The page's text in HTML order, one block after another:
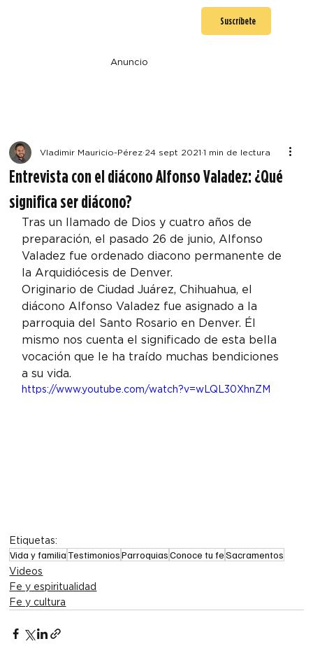
Suscríbete
Anuncio
Entrevista con el diácono Alfonso Valadez: ¿Qué
significa ser diácono?
Vladimir Mauricio-Pérez 24 sept 2021 1 min de lectura
Tras un llamado de Dios y cuatro años de
preparación, el pasado 26 de junio, Alfonso
Valadez fue ordenado diacono permanente de
la Arquidiócesis de Denver.
Originario de Ciudad Juárez, Chihuahua, el
diácono Alfonso Valadez fue asignado a la
parroquia del Santo Rosario en Denver. Él
mismo nos cuenta el significado de esta bella
vocación que le ha traído muchas bendiciones
a su vida.
https://www.youtube.com/watch?v=wLQL30XhnZM
Etiquetas:
Vida y familia Testimonios Parroquias Conoce tu fe Sacramentos
Videos
Fe y espiritualidad
Fe y cultura